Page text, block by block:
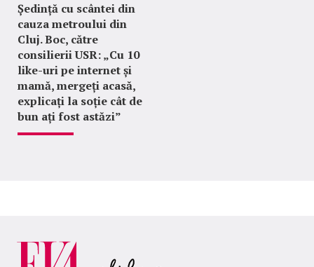
Ședință cu scântei din
cauza metroului din
Cluj. Boc, către
consilierii USR: „Cu 10
like-uri pe internet și
mamă, mergeți acasă,
explicați la soție cât de
bun ați fost astăzi”